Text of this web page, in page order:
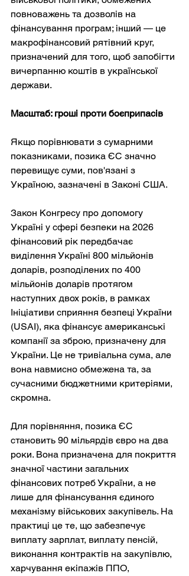
повноважень та дозволів на
фінансування програм; інший — це
макрофінансовий рятівний круг,
призначений для того, щоб запобігти
вичерпанню коштів в української
держави.
Масштаб: гроші проти боєприпасів
Якщо порівнювати з сумарними
показниками, позика ЄС значно
перевищує суми, пов'язані з
Україною, зазначені в Законі США.
Закон Конгресу про допомогу
Україні у сфері безпеки на 2026
фінансовий рік передбачає
виділення Україні 800 мільйонів
доларів, розподілених по 400
мільйонів доларів протягом
наступних двох років, в рамках
Ініціативи сприяння безпеці України
(USAI), яка фінансує американські
компанії за зброю, призначену для
України. Це не тривіальна сума, але
вона навмисно обмежена та, за
сучасними бюджетними критеріями,
скромна.
Для порівняння, позика ЄС
становить 90 мільярдів євро на два
роки. Вона призначена для покриття
значної частини загальних
фінансових потреб України, а не
лише для фінансування єдиного
механізму військових закупівель. На
практиці це те, що забезпечує
виплату зарплат, виплату пенсій,
виконання контрактів на закупівлю,
харчування екіпажів ППО,